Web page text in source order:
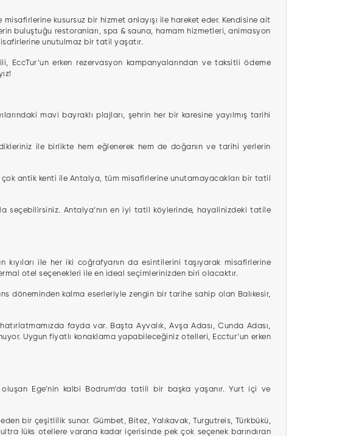
kusursuz bir hizmet anlayışı ile hareket eder. Kendisine ait
buluştuğu restoranları, spa & sauna, hamam hizmetleri, animasyon
unutulmaz bir tatil yaşatır.
erken rezervasyon kampanyalarından ve taksitli ödeme
mavi bayraklı plajları, şehrin her bir karesine yayılmış tarihi
ile birlikte hem eğlenerek hem de doğanın ve tarihi yerlerin
antik kenti ile Antalya, tüm misafirlerine unutamayacakları bir tatil
seçebilirsiniz. Antalya’nın en iyi tatil köylerinde, hayalinizdeki tatile
kıyıları ile her iki coğrafyanın da esintilerini taşıyarak misafirlerine
otel seçenekleri ile en ideal seçimlerinizden biri olacaktır.
döneminden kalma eserleriyle zengin bir tarihe sahip olan Balıkesir,
fayda var. Başta Ayvalık, Avşa Adası, Cunda Adası,
Uygun fiyatlı konaklama yapabileceğiniz otelleri, Ecctur’un erken
Ege’nin kalbi Bodrum’da tatili bir başka yaşanır. Yurt içi ve
bir çeşitlilik sunar. Gümbet, Bitez, Yalıkavak, Turgutreis, Türkbükü,
lüks otellere varana kadar içerisinde pek çok seçenek barındıran